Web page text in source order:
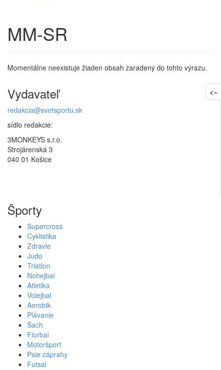
MM-SR
Momentálne neexistuje žiaden obsah zaradený do tohto výrazu.
Vydavateľ
redakcia@svetsportu.sk
sídlo redakcie:
3MONKEYS s.r.o.
Strojárenská 3
040 01 Košice
Športy
Supercross
Cyklistika
Zdravie
Judo
Triatlon
Nohejbal
Atletika
Volejbal
Aerobik
Plávanie
Šach
Florbal
Motoršport
Psie záprahy
Futsal
<~